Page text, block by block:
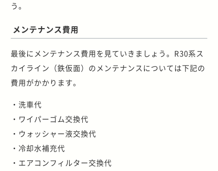
う。
メンテナンス費用
最後にメンテナンス費用を見ていきましょう。R30系ス
カイライン（鉄仮面）のメンテナンスについては下記の
費用がかかります。
・洗車代
・ワイパーゴム交換代
・ウォッシャー液交換代
・冷却水補充代
・エアコンフィルター交換代